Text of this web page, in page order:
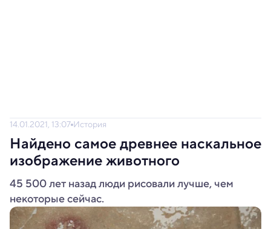
14.01.2021, 13:07 История
Найдено самое древнее наскальное
изображение животного
45 500 лет назад люди рисовали лучше, чем
некоторые сейчас.